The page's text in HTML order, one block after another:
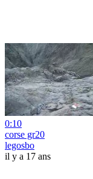
0:10
corse gr20
legosbo
il y a 17 ans